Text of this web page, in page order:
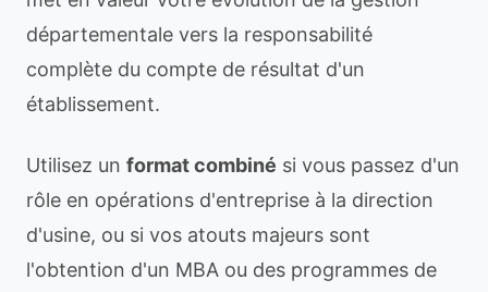
départementale vers la responsabilité
complète du compte de résultat d'un
établissement.
Utilisez un format combiné si vous passez d'un
rôle en opérations d'entreprise à la direction
d'usine, ou si vos atouts majeurs sont
l'obtention d'un MBA ou des programmes de